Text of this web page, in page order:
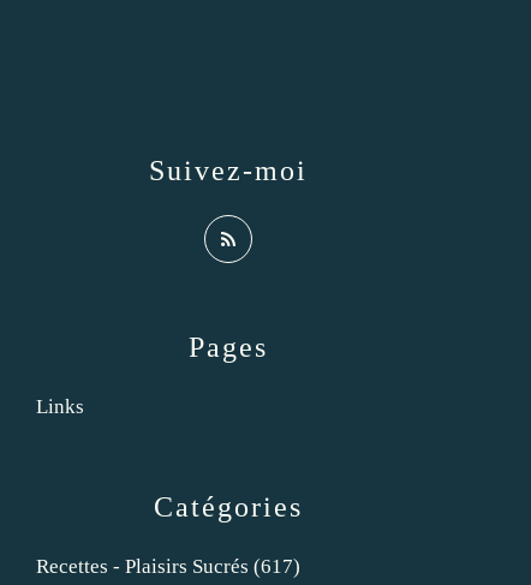
Catégories
Recettes - Plaisirs Sucrés (617)
Pages
Links
Suivez-moi